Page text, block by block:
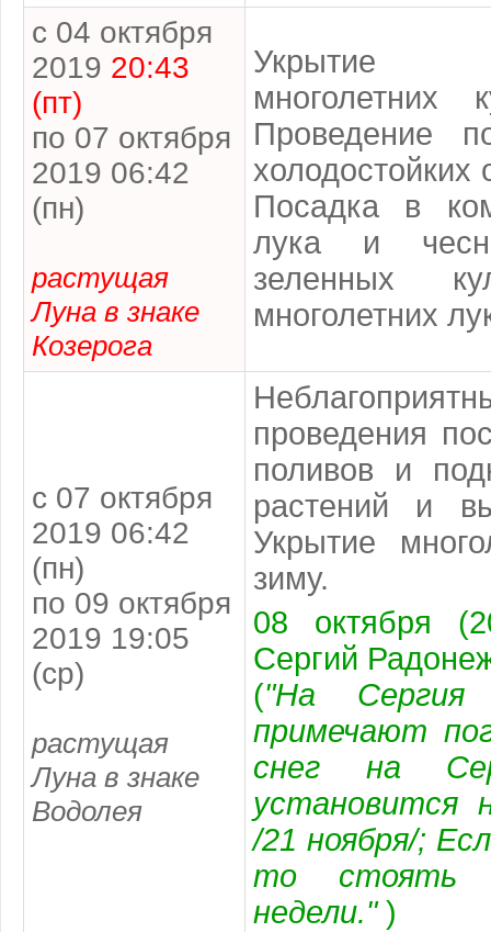
с 04 октября
2019 20:43
(пт)
по 07 октября
2019 06:42
(пн)
растущая
Луна в знаке
Козерога
Укрытие
многолетних
Проведение
холодостойких
Посадка в
лука и
зеленных
многолетних
с 07 октября
2019 06:42
(пн)
по 09 октября
2019 19:05
(ср)
растущая
Луна в знаке
Водолея
проведения
поливов и
растений и
Укрытие
зиму.
08 октября
Сергий
("На Сергия
примечают
снег на
установится
/21 ноября/;
то стоять
недели.")